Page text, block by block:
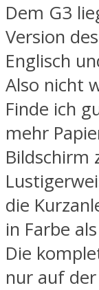
Dem G3
Version
Englisch
Also nicht
Finde ich
mehr
Bildschirm
die
in Farbe
Die
nur auf